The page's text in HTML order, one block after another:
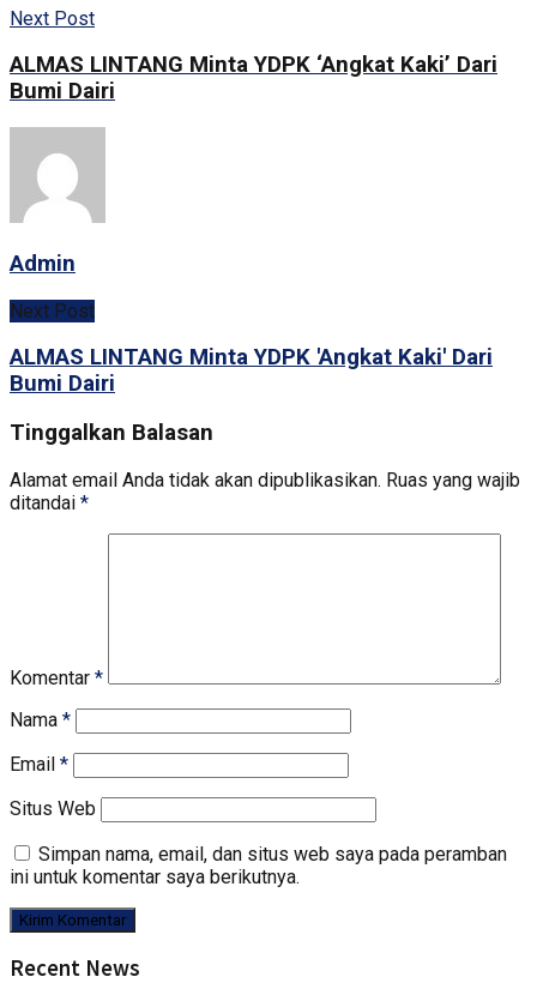
Next Post
ALMAS LINTANG Minta YDPK ‘Angkat Kaki’ Dari
Bumi Dairi
Admin
Next Post
ALMAS LINTANG Minta YDPK 'Angkat Kaki' Dari
Bumi Dairi
Tinggalkan Balasan
Alamat email Anda tidak akan dipublikasikan. Ruas yang wajib
ditandai *
Komentar *
Nama *
Email *
Situs Web
Simpan nama, email, dan situs web saya pada peramban
ini untuk komentar saya berikutnya.
Recent News